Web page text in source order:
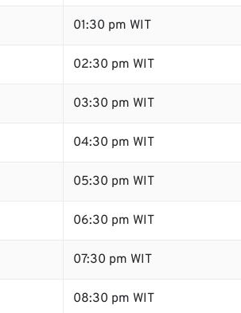
01:30 pm WIT
02:30 pm WIT
03:30 pm WIT
04:30 pm WIT
05:30 pm WIT
06:30 pm WIT
07:30 pm WIT
08:30 pm WIT